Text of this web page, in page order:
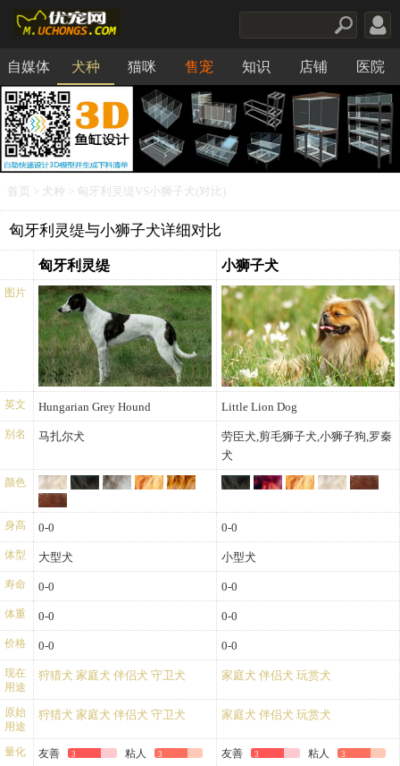
自媒体 犬种 猫咪 售宠 知识 店铺 医院
食品
首页 犬种 > 匈牙利灵缇VS小狮子犬(对比)
匈牙利灵缇与小狮子犬详细对比
匈牙利灵缇 小狮子犬
图片
英文 Hungarian Grey Hound Little Lion Dog
别名 马扎尔犬
劳臣犬,剪毛狮子犬,小狮子狗,罗秦
犬
颜色
身高 0-0 0-0
体型 大型犬 小型犬
寿命 0-0 0-0
体重 0-0 0-0
价格 0-0 0-0
现在
用途
狩猎犬 家庭犬 伴侣犬 守卫犬 家庭犬 伴侣犬 玩赏犬
原始
用途
狩猎犬 家庭犬 伴侣犬 守卫犬 家庭犬 伴侣犬 玩赏犬
量化 友善 3 粘人 3 友善 3 粘人 3